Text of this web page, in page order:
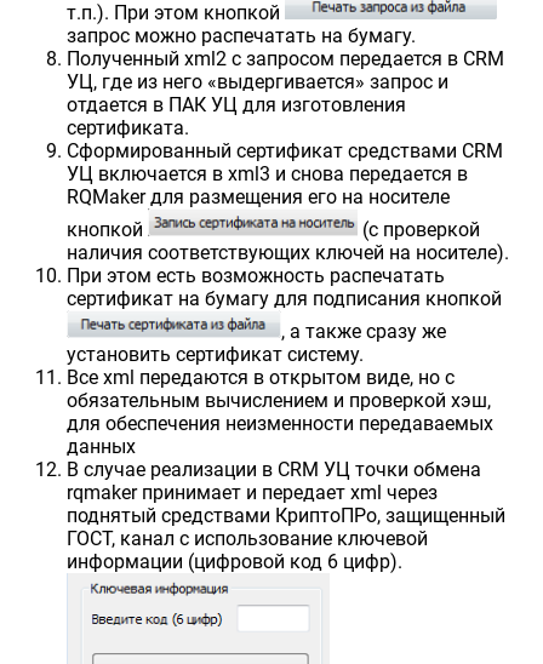
т.п.). При этом кнопкой
запрос можно распечатать на бумагу.
Полученный xml2 c запросом передается в CRM
УЦ, где из него «выдергивается» запрос и
отдается в ПАК УЦ для изготовления
сертификата.
Сформированный сертификат средствами CRM
УЦ включается в xml3 и снова передается в
RQMaker для размещения его на носителе
кнопкой
(с проверкой
наличия соответствующих ключей на носителе).
При этом есть возможность распечатать
сертификат на бумагу для подписания кнопкой
, а также сразу же
установить сертификат систему.
Все xml передаются в открытом виде, но с
обязательным вычислением и проверкой хэш,
для обеспечения неизменности передаваемых
данных
В случае реализации в CRM УЦ точки обмена
rqmaker принимает и передает xml через
поднятый средствами КриптоПРо, защищенный
ГОСТ, канал с использование ключевой
информации (цифровой код 6 цифр).